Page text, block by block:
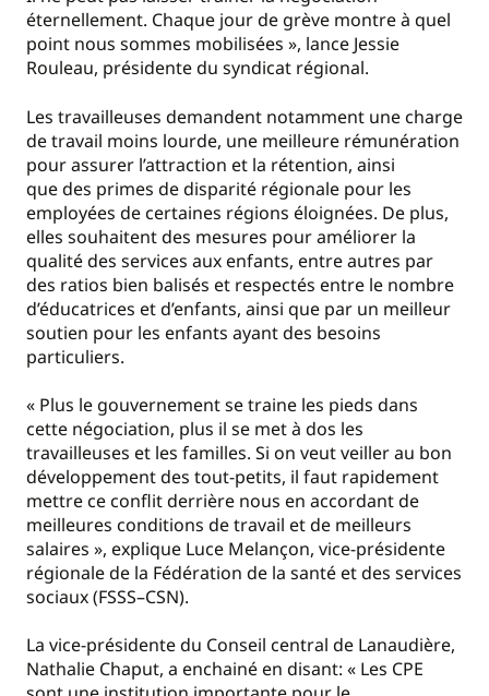
éternellement. Chaque jour de grève montre à quel
point nous sommes mobilisées », lance Jessie
Rouleau, présidente du syndicat régional.
Les travailleuses demandent notamment une charge
de travail moins lourde, une meilleure rémunération
pour assurer l’attraction et la rétention, ainsi
que des primes de disparité régionale pour les
employées de certaines régions éloignées. De plus,
elles souhaitent des mesures pour améliorer la
qualité des services aux enfants, entre autres par
des ratios bien balisés et respectés entre le nombre
d’éducatrices et d’enfants, ainsi que par un meilleur
soutien pour les enfants ayant des besoins
particuliers.
« Plus le gouvernement se traine les pieds dans
cette négociation, plus il se met à dos les
travailleuses et les familles. Si on veut veiller au bon
développement des tout-petits, il faut rapidement
mettre ce conflit derrière nous en accordant de
meilleures conditions de travail et de meilleurs
salaires », explique Luce Melançon, vice-présidente
régionale de la Fédération de la santé et des services
sociaux (FSSS–CSN).
La vice-présidente du Conseil central de Lanaudière,
Nathalie Chaput, a enchainé en disant: « Les CPE